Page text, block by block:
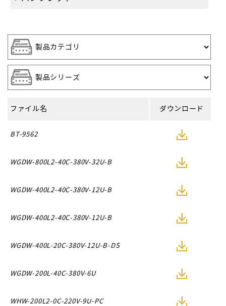
ファイル名 ダウンロード
BT-9562
WGDW-800L2-40C-380V-32U-B
WGDW-400L2-40C-380V-12U-B
WGDW-400L2-40C-380V-12U-B
WGDW-400L-20C-380V-12U-B-DS
WGDW-200L-40C-380V-6U
WHW-200L2-0C-220V-9U-PC